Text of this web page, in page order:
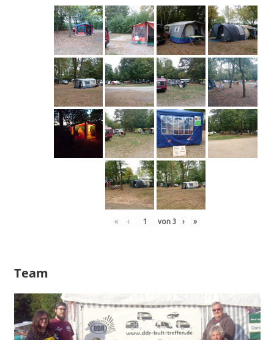
« ‹ von 3 › »
Team